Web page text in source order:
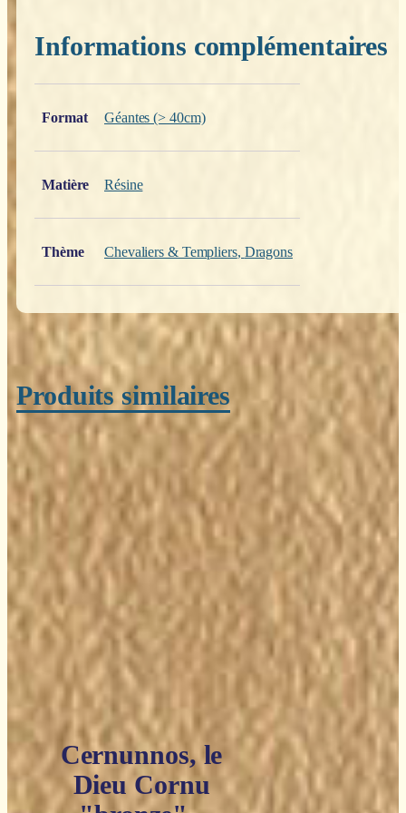
Informations complémentaires
Format
Géantes (> 40cm)
Matière Résine
Thème Chevaliers & Templiers, Dragons
Produits similaires
Cernunnos, le
Dieu Cornu